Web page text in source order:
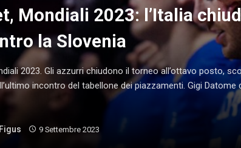
Mondiali 2023: l’Italia
la Slovenia
2023. Gli azzurri chiudono il torneo all’ottavo posto,
incontro del tabellone dei piazzamenti. Gigi Datome
9 Settembre 2023